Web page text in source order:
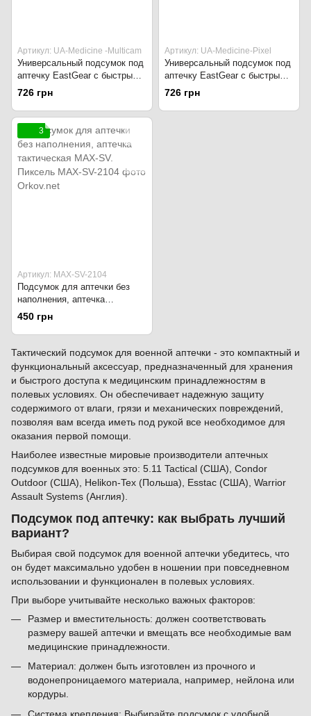
Артикул: UA-Medicine -Multicam
Универсальный подсумок под
аптечку EastGear с быстрым
доступом в цвете Multicam
5100021 Multicam
726 грн
Артикул: UA-Medicine-Pixel
Универсальный подсумок под
аптечку EastGear с быстрым
доступом в цвете Pixel
5100022 Пиксель
726 грн
3
Артикул: MAX-SV-2104
Подсумок для аптечки без
наполнения, аптечка
тактическая MAX-SV. Пиксель
450 грн
Тактический подсумок для военной аптечки - это компактный и
функциональный аксессуар, предназначенный для хранения
и быстрого доступа к медицинским принадлежностям в
полевых условиях. Он обеспечивает надежную защиту
содержимого от влаги, грязи и механических повреждений,
позволяя вам всегда иметь под рукой все необходимое для
оказания первой помощи.
Наиболее известные мировые производители аптечных
подсумков для военных это: 5.11 Tactical (США), Condor
Outdoor (США), Helikon-Tex (Польша), Esstac (США), Warrior
Assault Systems (Англия).
Подсумок под аптечку: как выбрать лучший
вариант?
Выбирая свой подсумок для военной аптечки убедитесь, что
он будет максимально удобен в ношении при повседневном
использовании и функционален в полевых условиях.
При выборе учитывайте несколько важных факторов:
Размер и вместительность: должен соответствовать
размеру вашей аптечки и вмещать все необходимые вам
медицинские принадлежности.
Материал: должен быть изготовлен из прочного и
водонепроницаемого материала, например, нейлона или
кордуры.
Система крепления: Выбирайте подсумок с удобной